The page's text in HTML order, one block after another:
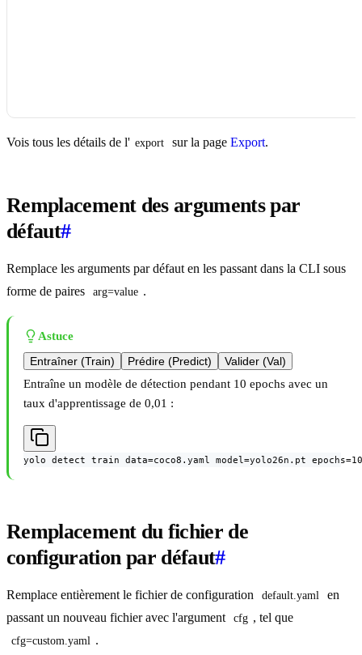
Vois tous les détails de l' export sur la page Export.
Remplacement des arguments par
défaut#
Remplace les arguments par défaut en les passant dans la CLI sous
forme de paires
arg=value .
Astuce
Entraîner (Train)
Prédire (Predict)
Valider (Val)
Entraîne un modèle de détection pendant 10 epochs avec un
taux d'apprentissage de 0,01 :
yolo detect train data=coco8.yaml model=yolo26n.pt
Remplacement du fichier de
configuration par défaut#
Remplace entièrement le fichier de configuration default.yaml
en
passant un nouveau fichier avec l'argument
cfg , tel que
cfg=custom.yaml .